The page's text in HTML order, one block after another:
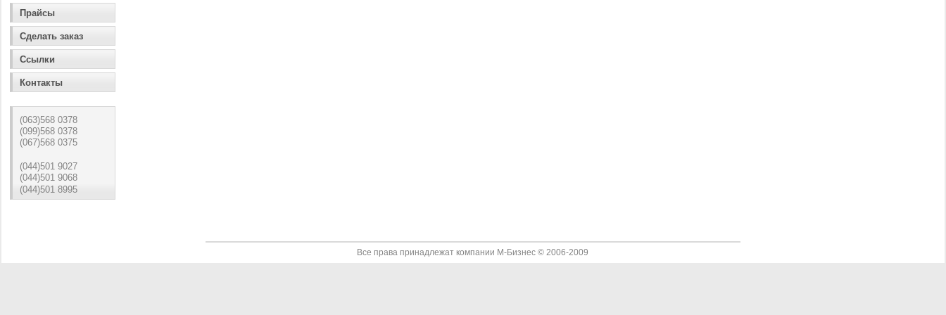
Прайсы
Сделать заказ
Ссылки
Контакты
(063)568 0378
(099)568 0378
(067)568 0375
(044)501 9027
(044)501 9068
(044)501 8995
Все права принадлежат компании М-Бизнес © 2006-2009